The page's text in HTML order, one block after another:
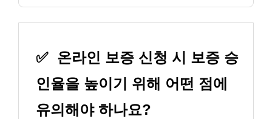
✅ 온라인 보증 신청 시 보증 승
인율을 높이기 위해 어떤 점에
유의해야 하나요?